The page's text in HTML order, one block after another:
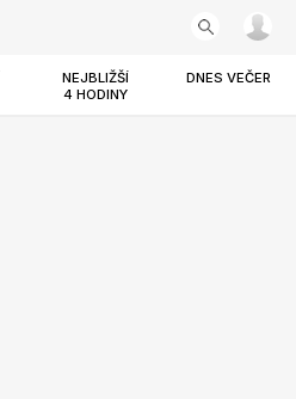
NEJBLIŽŠÍ
4 HODINY
DNES VEČER